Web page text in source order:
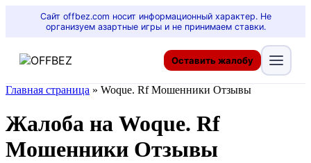
Сайт offbez.com носит информационный характер. Не
организуем азартные игры и не принимаем ставки.
Оставить жалобу
Главная страница » Woque. Rf Мошенники Отзывы
Жалоба на Woque. Rf
Мошенники Отзывы